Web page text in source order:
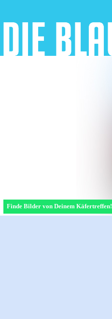
Finde Bilder von Deinem Käfertreffen!